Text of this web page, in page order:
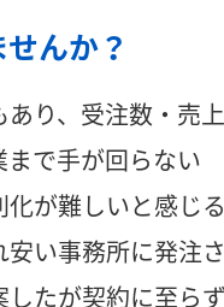
んか？
あり、受注数・売
まで手が回らない
化が難しいと感じ
安い事務所に発注
したが契約に至ら